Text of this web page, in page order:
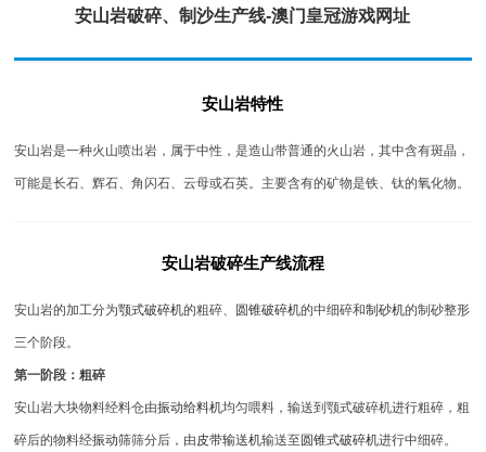
安山岩破碎、制沙生产线-澳门皇冠游戏网址
安山岩特性
安山岩是一种火山喷出岩，属于中性，是造山带普通的火山岩，其中含有斑晶，
可能是长石、辉石、角闪石、云母或石英。主要含有的矿物是铁、钛的氧化物。
安山岩破碎生产线流程
安山岩的加工分为颚式破碎机的粗碎、 圆锥破碎机的中细碎和制砂机的制砂整形
三个阶段。
第一阶段：粗碎
安山岩大块物料经料仓由振动给料机均匀喂料，输送到颚式破碎机进行粗碎，粗
碎后的物料经振动筛筛分后，由皮带输送机输送至 圆锥式破碎机进行中细碎。